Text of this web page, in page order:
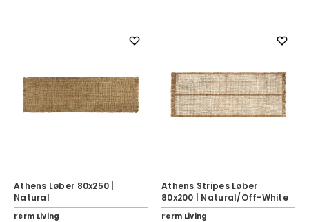
Athens Løber 80x250 |
Natural
Ferm Living
Athens Stripes Løber
80x200 | Natural/Off-White
Ferm Living